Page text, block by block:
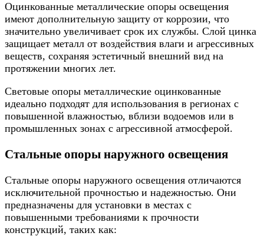
Оцинкованные металлические опоры освещения
имеют дополнительную защиту от коррозии, что
значительно увеличивает срок их службы. Слой цинка
защищает металл от воздействия влаги и агрессивных
веществ, сохраняя эстетичный внешний вид на
протяжении многих лет.
Световые опоры металлические оцинкованные
идеально подходят для использования в регионах с
повышенной влажностью, вблизи водоемов или в
промышленных зонах с агрессивной атмосферой.
Стальные опоры наружного освещения
Стальные опоры наружного освещения отличаются
исключительной прочностью и надежностью. Они
предназначены для установки в местах с
повышенными требованиями к прочности
конструкций, таких как: